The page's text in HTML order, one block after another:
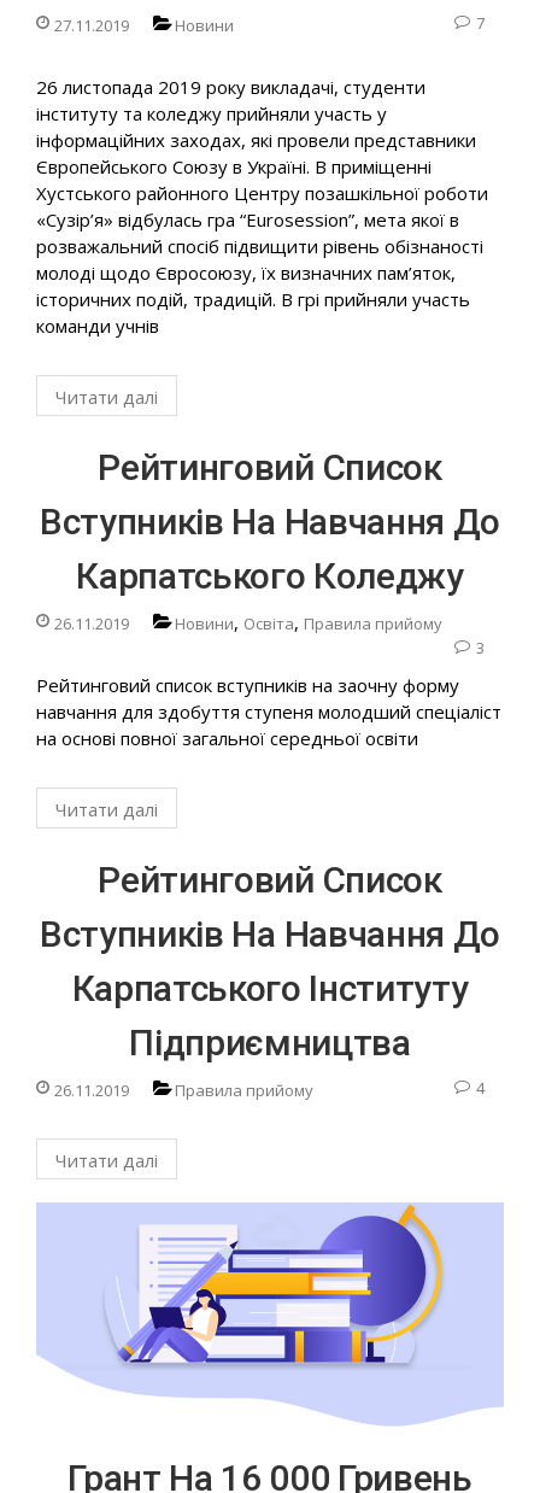
27.11.2019 Новини 7
26 листопада 2019 року викладачі, студенти
інституту та коледжу прийняли участь у
інформаційних заходах, які провели представники
Європейського Союзу в Україні. В приміщенні
Хустського районного Центру позашкільної роботи
«Сузір’я» відбулась гра “Eurosession”, мета якої в
розважальний спосіб підвищити рівень обізнаності
молоді щодо Євросоюзу, їх визначних пам’яток,
історичних подій, традицій. В грі прийняли участь
команди учнів
Читати далі
Рейтинговий Список
Вступників На Навчання До
Карпатського Коледжу
26.11.2019 Новини, Освіта, Правила прийому
3
Рейтинговий список вступників на заочну форму
навчання для здобуття ступеня молодший спеціаліст
на основі повної загальної середньої освіти
Читати далі
Рейтинговий Список
Вступників На Навчання До
Карпатського Інституту
Підприємництва
26.11.2019 Правила прийому 4
Читати далі
Грант На 16 000 Гривень